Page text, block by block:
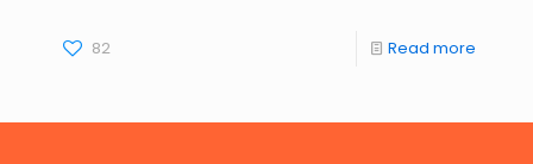
82 Read more